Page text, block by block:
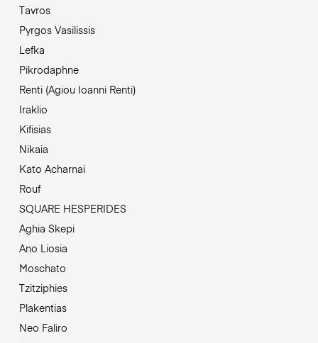
Tavros
Pyrgos Vasilissis
Lefka
Pikrodaphne
Renti (Agiou Ioanni Renti)
Iraklio
Kifisias
Nikaia
Kato Acharnai
Rouf
SQUARE HESPERIDES
Aghia Skepi
Ano Liosia
Moschato
Tzitziphies
Plakentias
Neo Faliro